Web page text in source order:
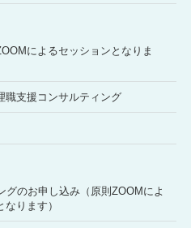
によるセッションとなりま
職支援コンサルティング
グのお申し込み（原則ZOOMによ
ります）